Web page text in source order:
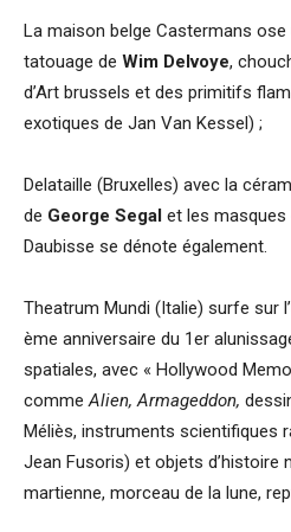
La maison belge Castermans
tatouage de Wim Delvoye,
d’Art brussels et des primitifs
exotiques de Jan Van Kessel) ;
Delataille (Bruxelles) avec la
de George Segal et les masques
Daubisse se dénote également.
Theatrum Mundi (Italie) surfe sur
ème anniversaire du 1er
spatiales, avec « Hollywood
comme Alien, Armageddon,
Méliès, instruments scientifiques
Jean Fusoris) et objets d’histoire
martienne, morceau de la lune,